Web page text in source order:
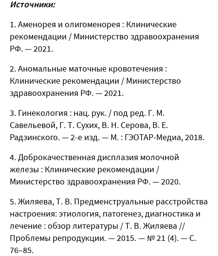
Источники:
Аменорея и олигоменорея : Клинические
рекомендации / Министерство здравоохранения
РФ. — 2021.
Аномальные маточные кровотечения :
Клинические рекомендации / Министерство
здравоохранения РФ. — 2021.
Гинекология : нац. рук. / под ред. Г. М.
Савельевой, Г. Т. Сухих, В. Н. Серова, В. Е.
Радзинского. — 2-е изд. — М. : ГЭОТАР-Медиа, 2018.
Доброкачественная дисплазия молочной
железы : Клинические рекомендации /
Министерство здравоохранения РФ. — 2020.
Жиляева, Т. В. Предменструальные расстройства
настроения: этиология, патогенез, диагностика и
лечение : обзор литературы / Т. В. Жиляева //
Проблемы репродукции. — 2015. — № 21 (4). — С.
76–85.